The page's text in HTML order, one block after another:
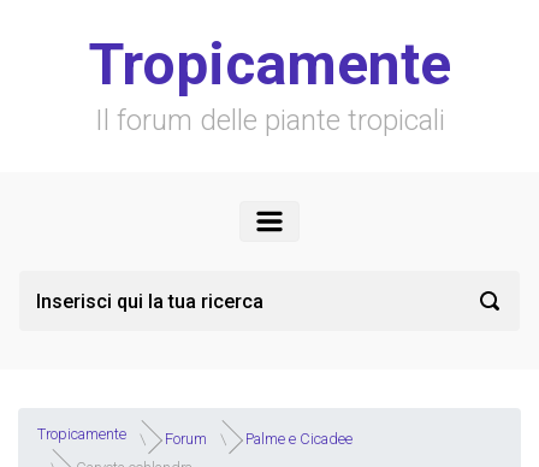
Tropicamente
Il forum delle piante tropicali
Tropicamente Forum
Palme e Cicadee